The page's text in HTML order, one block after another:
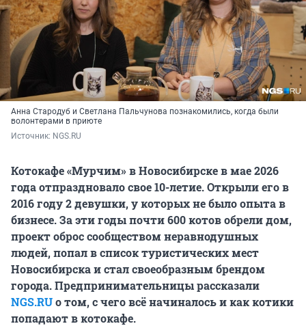
Анна Стародуб и Светлана Пальчунова познакомились, когда были
волонтерами в приюте
Источник: NGS.RU
Котокафе «Мурчим» в Новосибирске в мае 2026
года отпраздновало свое 10-летие. Открыли его в
2016 году 2 девушки, у которых не было опыта в
бизнесе. За эти годы почти 600 котов обрели дом,
проект оброс сообществом неравнодушных
людей, попал в список туристических мест
Новосибирска и стал своеобразным брендом
города. Предпринимательницы рассказали
NGS.RUо том, с чего всё начиналось и как котики
попадают в котокафе.